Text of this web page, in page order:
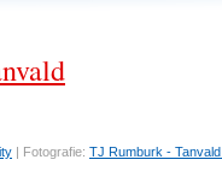
| Fotografie: TJ Rumburk - Tanvald